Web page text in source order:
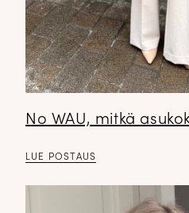
No WAU, mitkä
LUE POSTAUS